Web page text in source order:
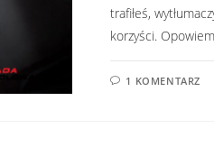
trafiłeś,
korzyści.
1 KOMENTARZ